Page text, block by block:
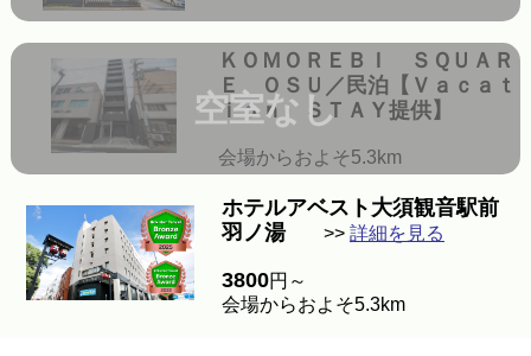
空室なし
ＫＯＭＯＲＥＢＩ ＳＱＵＡＲ
Ｅ ＯＳＵ／民泊【Ｖａｃａｔ
ｉｏｎ ＳＴＡＹ提供】
会場からおよそ5.3km
ホテルアベスト大須観音駅前
羽ノ湯>> 詳細を見る
3800円～
会場からおよそ5.3km